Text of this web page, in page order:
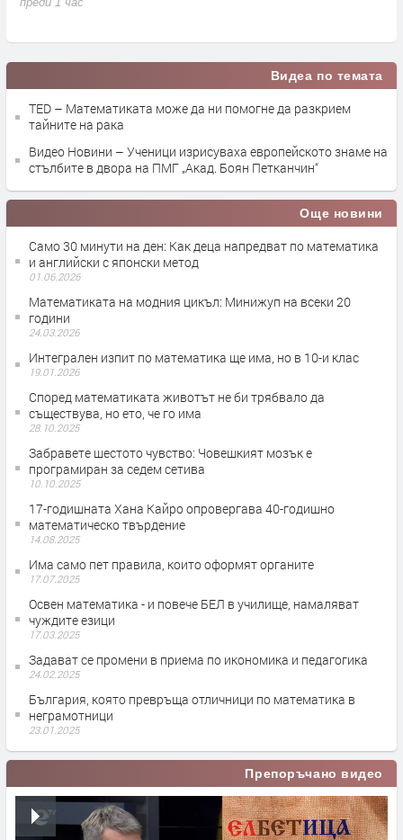
Видеа по темата
TED – Математиката може да ни помогне да разкрием
тайните на рака
Видео Новини – Ученици изрисуваха европейското знаме на
стълбите в двора на ПМГ „Акад. Боян Петканчин“
Още новини
Само 30 минути на ден: Как деца напредват по математика
и английски с японски метод
01.06.2026
Математиката на модния цикъл: Минижуп на всеки 20
години
24.03.2026
Интегрален изпит по математика ще има, но в 10-и клас
19.01.2026
Според математиката животът не би трябвало да
съществува, но ето, че го има
28.10.2025
Забравете шестото чувство: Човешкият мозък е
програмиран за седем сетива
10.10.2025
17-годишната Хана Кайро опровергава 40-годишно
математическо твърдение
14.08.2025
Има само пет правила, които оформят органите
17.07.2025
Освен математика - и повече БЕЛ в училище, намаляват
чуждите езици
17.03.2025
Задават се промени в приема по икономика и педагогика
24.02.2025
България, която превръща отличници по математика в
неграмотници
23.01.2025
Препоръчано видео